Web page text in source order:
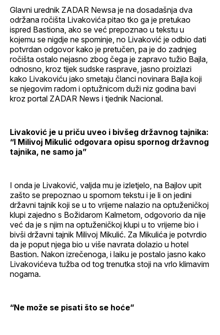
Glavni urednik ZADAR Newsa je na dosadašnja dva
održana ročišta Livakovića pitao tko ga je pretukao
ispred Bastiona, ako se već prepoznao u tekstu u
kojemu se nigdje ne spominje, no Livaković je odbio dati
potvrdan odgovor kako je pretučen, pa je do zadnjeg
ročišta ostalo nejasno zbog čega je zapravo tužio Bajla,
odnosno, kroz tijek sudske rasprave, jasno proizlazi
kako Livakoviću jako smetaju članci novinara Bajla koji
se njegovim radom i optužnicom duži niz godina bavi
kroz portal ZADAR News i tjednik Nacional.
Livaković je u priču uveo i bivšeg državnog tajnika:
“I Milivoj Mikulić odgovara opisu spornog državnog
tajnika, ne samo ja”
I onda je Livaković, valjda mu je izletjelo, na Bajlov upit
zašto se prepoznao u spornom tekstu i je li on jedini
državni tajnik koji se u to vrijeme nalazio na optuženičkoj
klupi zajedno s Božidarom Kalmetom, odgovorio da nije
već da je s njim na optuženičkoj klupi u to vrijeme bio i
bivši državni tajnik Milivoj Mikulić. Za Mikulića je potvrdio
da je poput njega bio u više navrata dolazio u hotel
Bastion. Nakon izrečenoga, i laiku je postalo jasno kako
Livakovićeva tužba od tog trenutka stoji na vrlo klimavim
nogama.
“Ne može se pisati što se hoće”